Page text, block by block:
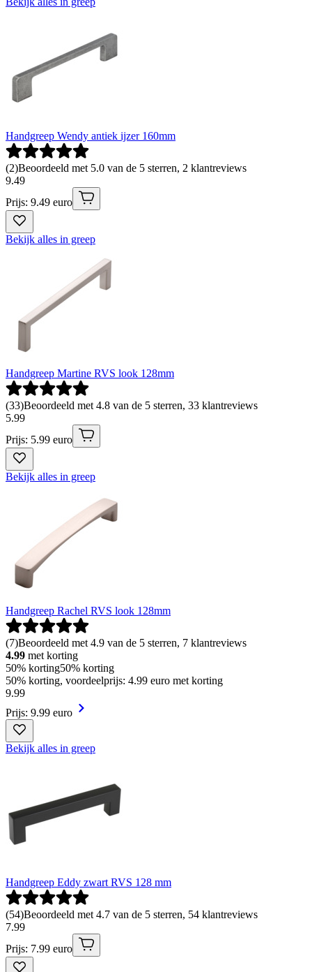
Handgreep Wendy antiek ijzer 160mm
(2)Beoordeeld met 5.0 van de 5 sterren, 2 klantreviews
9.49
Prijs: 9.49 euro
Bekijk alles in greep
Handgreep Martine RVS look 128mm
(33)Beoordeeld met 4.8 van de 5 sterren, 33 klantreviews
5.99
Prijs: 5.99 euro
Bekijk alles in greep
Handgreep Rachel RVS look 128mm
(7)Beoordeeld met 4.9 van de 5 sterren, 7 klantreviews
4.99 met korting
50% korting50% korting
50% korting, voordeelprijs: 4.99 euro met korting
9.99
Prijs: 9.99 euro
Bekijk alles in greep
Handgreep Eddy zwart RVS 128 mm
(54)Beoordeeld met 4.7 van de 5 sterren, 54 klantreviews
7.99
Prijs: 7.99 euro